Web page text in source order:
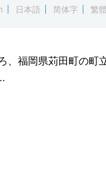
日本語 简体字 繁
、福岡県苅田町の町